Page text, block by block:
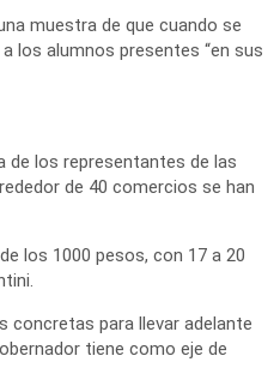
muestra de que cuando se
los alumnos presentes “en sus
de los representantes de las
de 40 comercios se han
los 1000 pesos, con 17 a 20
concretas para llevar adelante
tiene como eje de